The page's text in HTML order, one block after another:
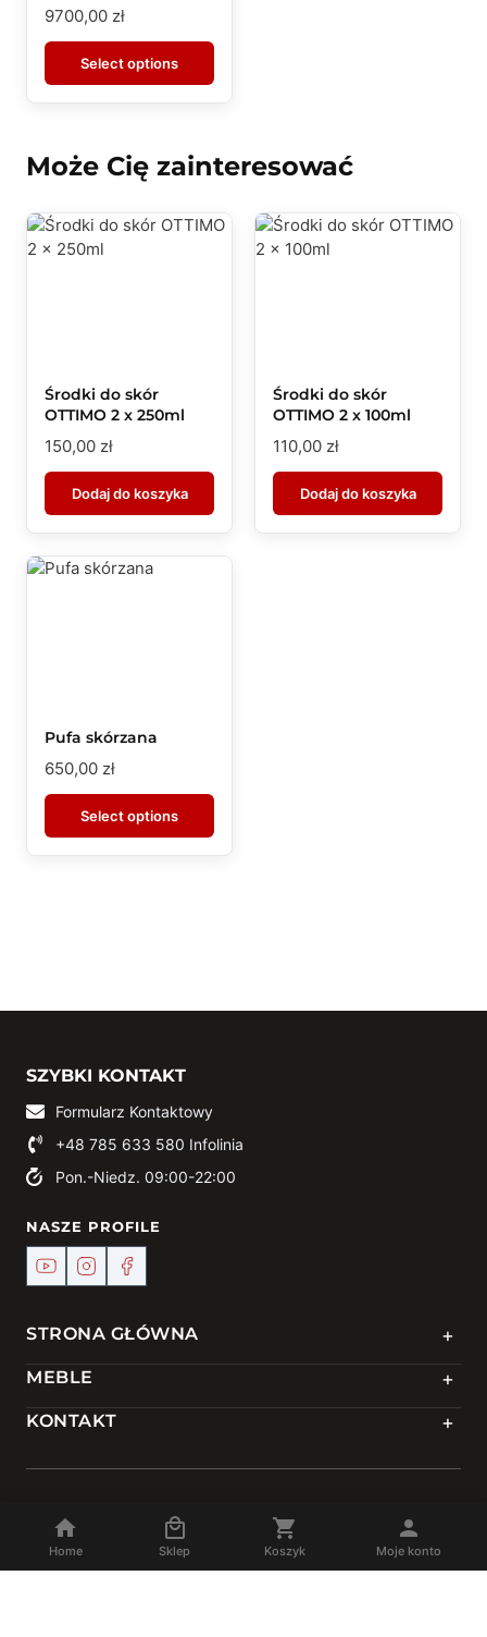
9700,00 zł
Select options
Może Cię zainteresować
Środki do skór
OTTIMO 2 x 250ml
150,00 zł
Dodaj do koszyka
Środki do skór
OTTIMO 2 x 100ml
110,00 zł
Dodaj do koszyka
Pufa skórzana
650,00 zł
Select options
SZYBKI KONTAKT
Formularz Kontaktowy
+48 785 633 580 Infolinia
Pon.-Niedz. 09:00-22:00
NASZE PROFILE
STRONA GŁÓWNA +
MEBLE +
KONTAKT +
© 2024 Meble DEKO | Powered by
Home Sklep Koszyk Moje konto